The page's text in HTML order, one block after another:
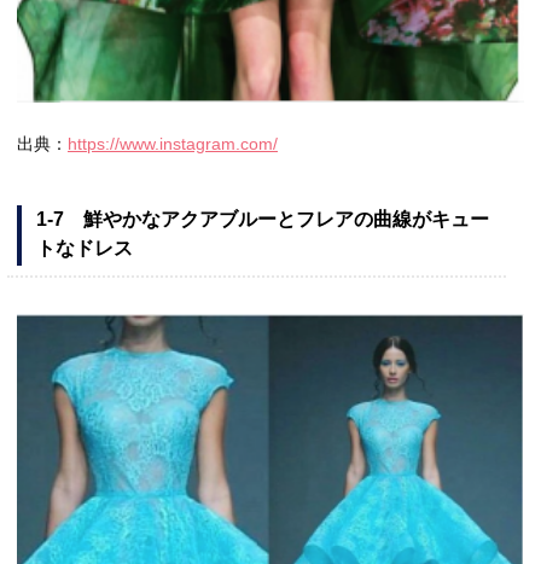
出典： https://www.instagram.com/
1-7 鮮やかなアクアブルーとフレアの曲線がキュー
トなドレス